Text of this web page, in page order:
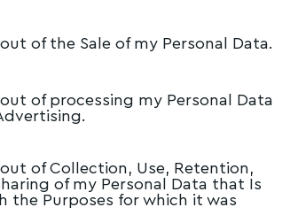
of the Sale of my Personal Data.
of processing my Personal Data
of Collection, Use, Retention,
of my Personal Data that Is
the Purposes for which it was